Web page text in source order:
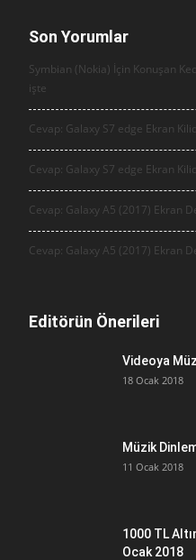
Son Yorumlar
Symbian (Nokia) İçin Konuşan
işte
Cevap: Galaxy S7 edge Ekran
Cevap: Galaxy S7 edge Ekran
Cevap: Galaxy A5 (2017) Ekran
Cevap: Galaxy A5 (2017) Ekran
Editörün Önerileri
Videoya
18 Ocak 2018
Müzik
11 Ocak 2018
1000 TL
Ocak 2018